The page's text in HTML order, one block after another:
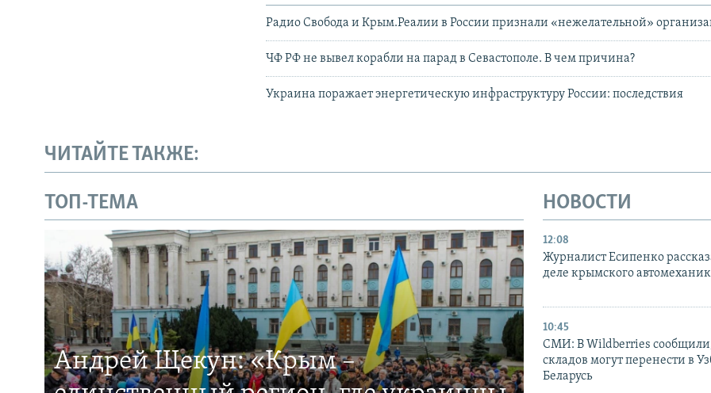
Радио Свобода и Крым.Реалии в России признали «нежелательной»
ЧФ РФ не вывел корабли на парад в Севастополе. В чем причина?
Украина поражает энергетическую инфраструктуру России: последствия
ЧИТАЙТЕ ТАКЖЕ:
ТОП-ТЕМА
Андрей Щекун: «Крым –
НОВОСТИ
12:08
Журналист Есипенко
деле крымского
10:45
СМИ: В Wildberries сообщили,
складов могут перенести в
Беларусь